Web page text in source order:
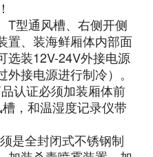
T型通风槽、右侧开侧
置、装海鲜厢体内部面
选装12V-24V外接电源
外接电源进行制冷）。
认证必须加装厢体前
，和温湿度记录仪带
是全封闭式不锈钢制